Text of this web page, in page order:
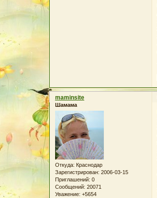
maminsite
Шамама
Откуда: Краснодар
Зарегистрирован: 2006-03-15
Приглашений: 0
Сообщений: 20071
Уважение: +5654